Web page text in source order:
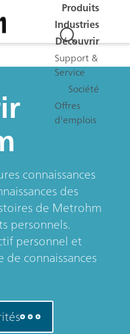
Produits
Industries
Découvrir
Support &
Service
Société
Offres
d'emplois
connaissances
des
de Metrohm
personnels.
personnel et
connaissances